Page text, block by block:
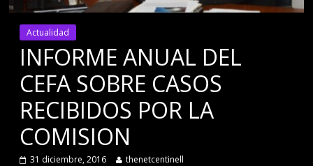
Actualidad
INFORME ANUAL DEL
CEFA SOBRE CASOS
RECIBIDOS POR LA
COMISION
31 diciembre, 2016 thenetcentinell